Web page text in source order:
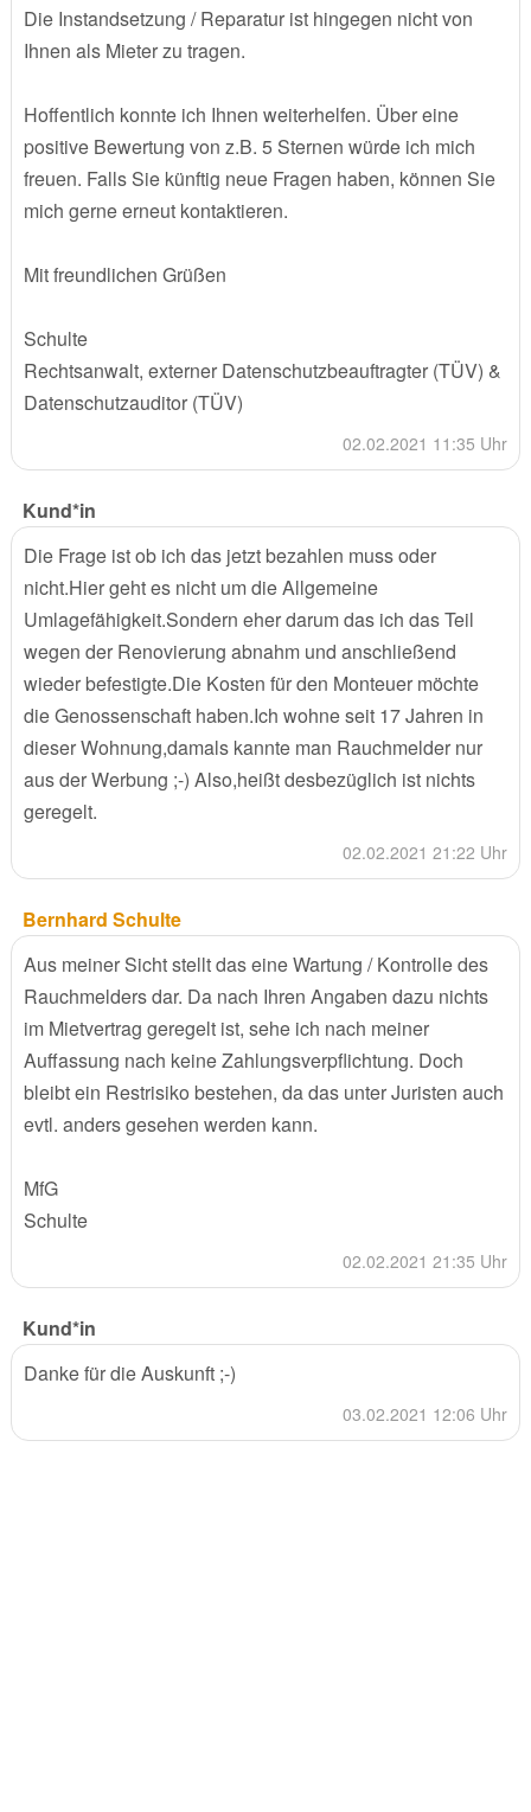
Die Instandsetzung / Reparatur ist hingegen nicht von
Ihnen als Mieter zu tragen.
Hoffentlich konnte ich Ihnen weiterhelfen. Über eine
positive Bewertung von z.B. 5 Sternen würde ich mich
freuen. Falls Sie künftig neue Fragen haben, können Sie
mich gerne erneut kontaktieren.
Mit freundlichen Grüßen
Schulte
Rechtsanwalt, externer Datenschutzbeauftragter (TÜV) &
Datenschutzauditor (TÜV)
02.02.2021 11:35 Uhr
Kund*in
Die Frage ist ob ich das jetzt bezahlen muss oder
nicht.Hier geht es nicht um die Allgemeine
Umlagefähigkeit.Sondern eher darum das ich das Teil
wegen der Renovierung abnahm und anschließend
wieder befestigte.Die Kosten für den Monteuer möchte
die Genossenschaft haben.Ich wohne seit 17 Jahren in
dieser Wohnung,damals kannte man Rauchmelder nur
aus der Werbung ;-) Also,heißt desbezüglich ist nichts
geregelt.
02.02.2021 21:22 Uhr
Bernhard Schulte
Aus meiner Sicht stellt das eine Wartung / Kontrolle des
Rauchmelders dar. Da nach Ihren Angaben dazu nichts
im Mietvertrag geregelt ist, sehe ich nach meiner
Auffassung nach keine Zahlungsverpflichtung. Doch
bleibt ein Restrisiko bestehen, da das unter Juristen auch
evtl. anders gesehen werden kann.
MfG
Schulte
02.02.2021 21:35 Uhr
Kund*in
Danke für die Auskunft ;-)
03.02.2021 12:06 Uhr